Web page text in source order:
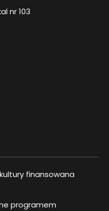
nr 103
finansowana
programem